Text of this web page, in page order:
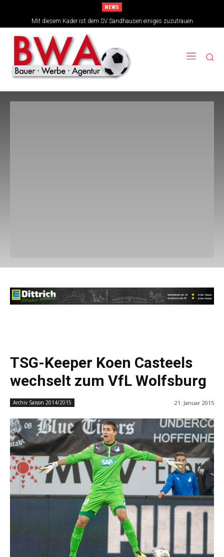
NEWS
Mit diesem Kader ist dem SV Sandhausen einiges zuzutrauen
TSG-Keeper Koen Casteels
wechselt zum VfL Wolfsburg
Archiv Saison 2014/2015 21. Januar 2015